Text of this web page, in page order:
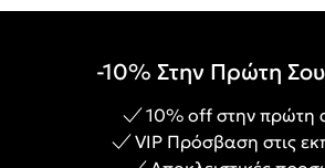
-10% Στην Πρώτη
10% off στην πρώτη
VIP Πρόσβαση στις